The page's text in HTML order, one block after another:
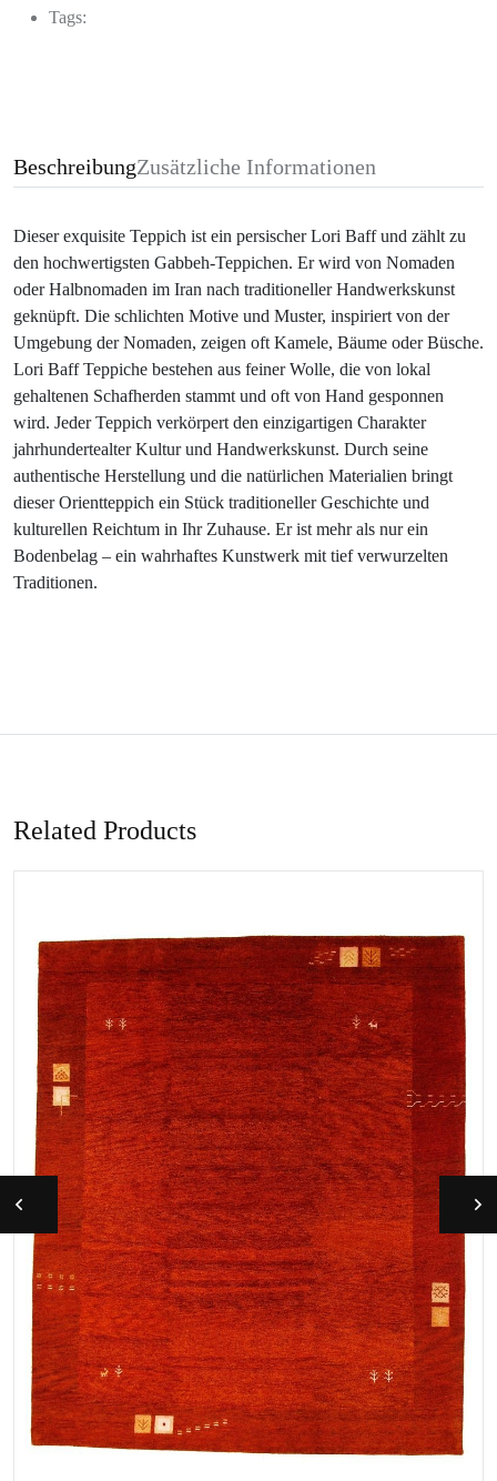
Tags:
BeschreibungZusätzliche Informationen
Dieser exquisite Teppich ist ein persischer Lori Baff und zählt zu
den hochwertigsten Gabbeh-Teppichen. Er wird von Nomaden
oder Halbnomaden im Iran nach traditioneller Handwerkskunst
geknüpft. Die schlichten Motive und Muster, inspiriert von der
Umgebung der Nomaden, zeigen oft Kamele, Bäume oder Büsche.
Lori Baff Teppiche bestehen aus feiner Wolle, die von lokal
gehaltenen Schafherden stammt und oft von Hand gesponnen
wird. Jeder Teppich verkörpert den einzigartigen Charakter
jahrhundertealter Kultur und Handwerkskunst. Durch seine
authentische Herstellung und die natürlichen Materialien bringt
dieser Orientteppich ein Stück traditioneller Geschichte und
kulturellen Reichtum in Ihr Zuhause. Er ist mehr als nur ein
Bodenbelag – ein wahrhaftes Kunstwerk mit tief verwurzelten
Traditionen.
Related Products